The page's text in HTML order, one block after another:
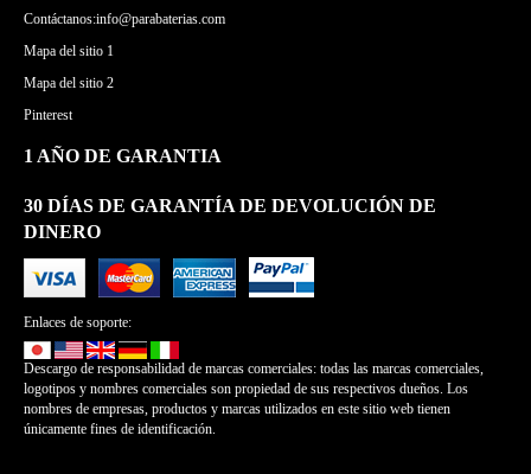
Contáctanos:info@parabaterias.com
Mapa del sitio 1
Mapa del sitio 2
Pinterest
1 AÑO DE GARANTIA
30 DÍAS DE GARANTÍA DE DEVOLUCIÓN DE
DINERO
Enlaces de soporte:
Descargo de responsabilidad de marcas comerciales: todas las marcas comerciales,
logotipos y nombres comerciales son propiedad de sus respectivos dueños. Los
nombres de empresas, productos y marcas utilizados en este sitio web tienen
únicamente fines de identificación.